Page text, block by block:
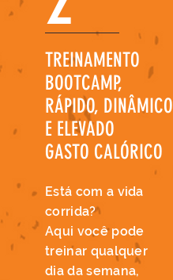
TREINAMENTO
BOOTCAMP,
RÁPIDO, DINÂMICO
E ELEVADO
GASTO CALÓRICO
Está com a vida
corrida?
Aqui você pode
treinar qualquer
dia da semana,